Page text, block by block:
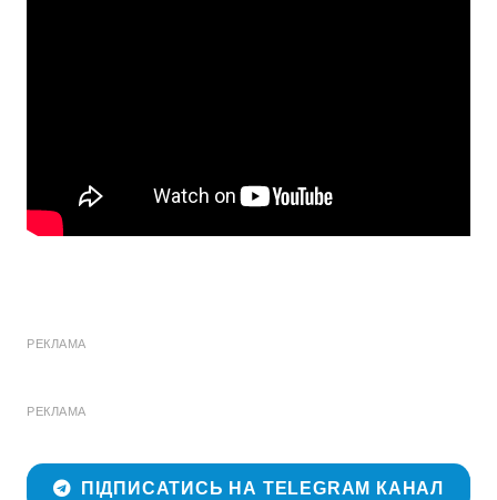
РЕКЛАМА
РЕКЛАМА
ПІДПИСАТИСЬ НА TELEGRAM КАНАЛ